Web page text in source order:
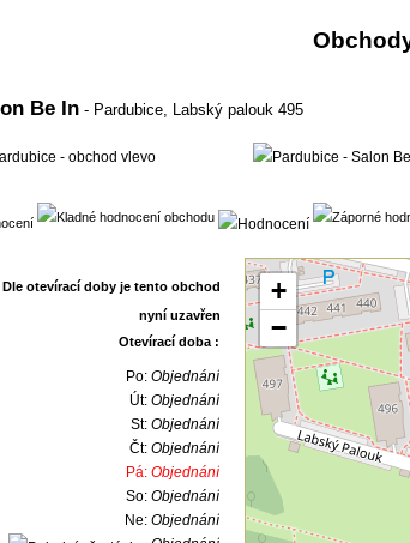
Be In - Pardubice, Labský palouk 495
Otevírací doba :
Po: Objednání
Út: Objednání
St: Objednání
Čt: Objednání
Pá: Objednání
So: Objednání
Ne: Objednání
+
−